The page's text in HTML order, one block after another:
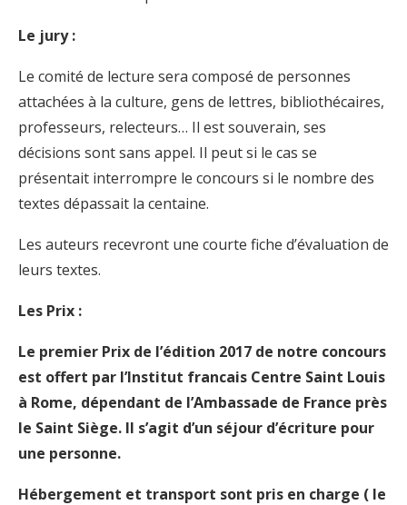
Le jury :
Le comité de lecture sera composé de personnes
attachées à la culture, gens de lettres, bibliothécaires,
professeurs, relecteurs… Il est souverain, ses
décisions sont sans appel. Il peut si le cas se
présentait interrompre le concours si le nombre des
textes dépassait la centaine.
Les auteurs recevront une courte fiche d’évaluation de
leurs textes.
Les Prix :
Le premier Prix de l’édition 2017 de notre concours
est offert par l’Institut francais Centre Saint Louis
à Rome, dépendant de l’Ambassade de France près
le Saint Siège. Il s’agit d’un séjour d’écriture pour
une personne.
Hébergement et transport sont pris en charge ( le